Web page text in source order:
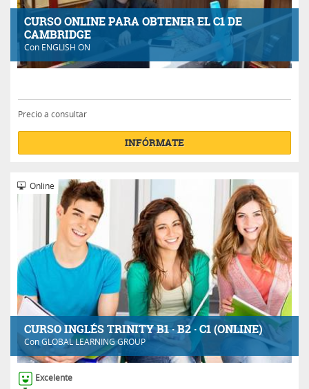
CURSO ONLINE PARA OBTENER EL C1 DE
CAMBRIDGE
Con ENGLISH ON
Precio a consultar
INFÓRMATE
CURSO INGLÉS TRINITY B1 · B2 · C1 (ONLINE)
ConGLOBAL LEARNING GROUP
Online
Excelente